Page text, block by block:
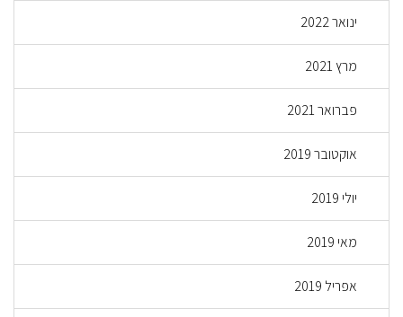
ינואר 2022
מרץ 2021
פברואר 2021
אוקטובר 2019
יולי 2019
מאי 2019
אפריל 2019